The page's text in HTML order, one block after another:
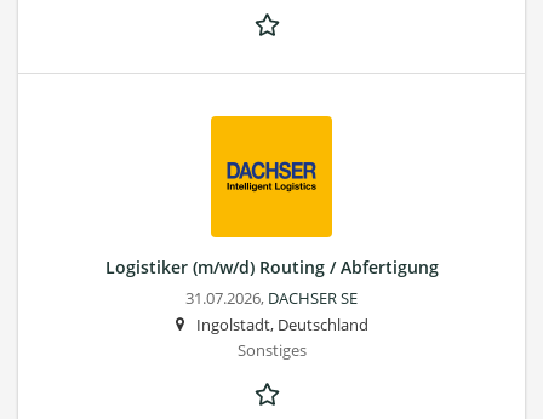
Logistiker (m/w/d) Routing / Abfertigung
31.07.2026, DACHSER SE
Ingolstadt, Deutschland
Sonstiges